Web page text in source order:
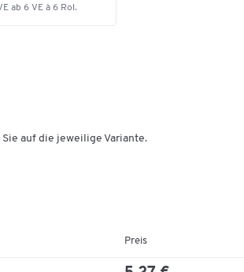
ab 6 VE à 6 Rol.
auf die jeweilige Variante.
Preis